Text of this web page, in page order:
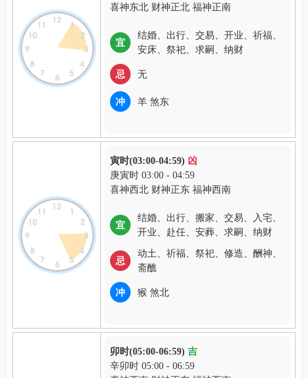
喜神东北 财神正北 福神正南
宜
结婚、出行、交易、开业、祈福、
安床、祭祀、求嗣、纳财
忌 无
冲 羊 煞东
寅时(03:00-04:59) 凶
庚寅时 03:00 - 04:59
喜神西北 财神正东 福神西南
宜
结婚、出行、搬家、交易、入宅、
开业、赴任、安葬、求嗣、纳财
忌
动土、祈福、祭祀、修造、酬神、
斋醮
冲 猴 煞北
卯时(05:00-06:59) 吉
辛卯时 05:00 - 06:59